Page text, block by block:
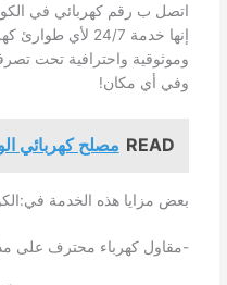
اتصل ب رقم كهربائي في
إنها خدمة 24/7 لأي
وموثوقية واحترافية تحت
وفي أي مكان!
READ مصلح كهربائي
بعض مزايا هذه الخدمة
-مقاول كهرباء محترف على